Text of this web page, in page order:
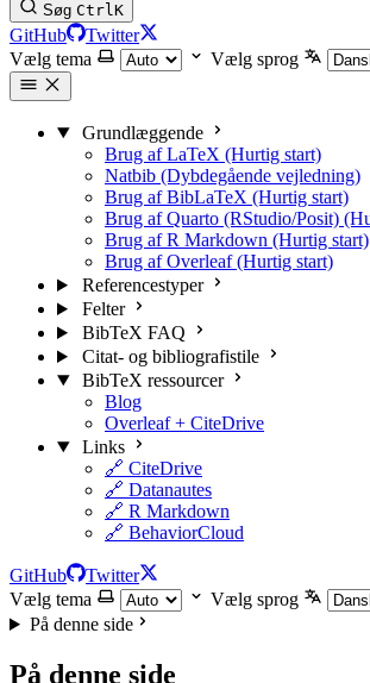
Søg CtrlK
GitHub
Twitter
Vælg tema
Vælg sprog
Grundlæggende
Brug af LaTeX (Hurtig start)
Natbib (Dybdegående vejledning)
Brug af BibLaTeX (Hurtig start)
Brug af Quarto (RStudio/Posit)
Brug af R Markdown (Hurtig start)
Brug af Overleaf (Hurtig start)
Referencestyper
Felter
BibTeX FAQ
Citat- og bibliografistile
BibTeX ressourcer
Blog
Overleaf + CiteDrive
Links
🔗 CiteDrive
🔗 Datanautes
🔗 R Markdown
🔗 BehaviorCloud
GitHub
Twitter
Vælg tema
Vælg sprog
På denne side
På denne side